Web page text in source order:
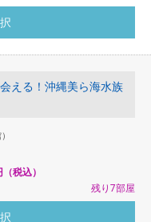
える！沖縄美ら海水族
（税込）
残り7部屋